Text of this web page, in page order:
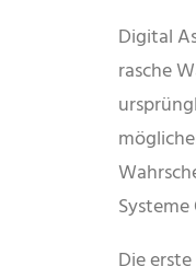
Digital
rasche
Die